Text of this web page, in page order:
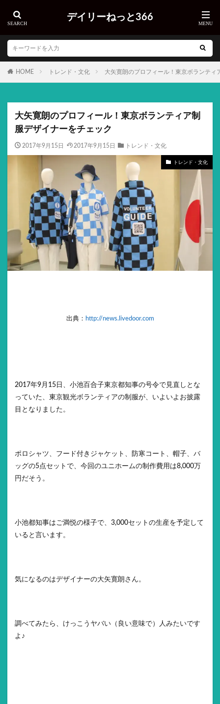
デイリーねっと366
HOME トレンド・文化 大矢寛朗のプロフィール！東京ボランティ
大矢寛朗のプロフィール！東京ボランティア制
服デザイナーをチェック
2017年9月15日 2017年9月15日 トレンド・文化
トレンド・文化
出典： http://news.livedoor.com
2017年9月15日、小池百合子東京都知事の号令で見直しとな
っていた、東京観光ボランティアの制服が、いよいよお披露
目となりました。
ポロシャツ、フード付きジャケット、防寒コート、帽子、バ
ッグの5点セットで、今回のユニホームの制作費用は8,000万
円だそう。
小池都知事はご満悦の様子で、3,000セットの生産を予定して
いると言います。
気になるのはデザイナーの大矢寛朗さん。
調べてみたら、けっこうヤバい（良い意味で）人みたいです
よ♪